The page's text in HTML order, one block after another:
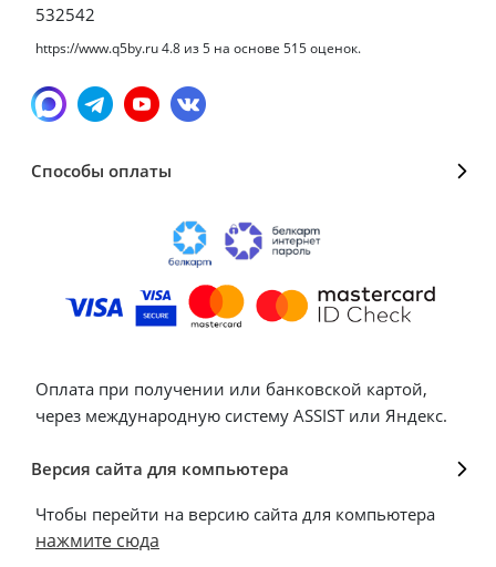
532542
https://www.q5by.ru4.8 из5 на основе 515оценок.
Способы оплаты
Оплата при получении или банковской картой,
через международную систему ASSIST или Яндекс.
Версия сайта для компьютера
Чтобы перейти на версию сайта для компьютера
нажмите сюда